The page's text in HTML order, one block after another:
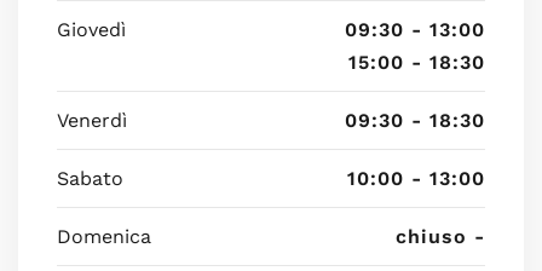
Giovedì
09:30 - 13:00
15:00 - 18:30
Venerdì 09:30 - 18:30
Sabato 10:00 - 13:00
Domenica chiuso -